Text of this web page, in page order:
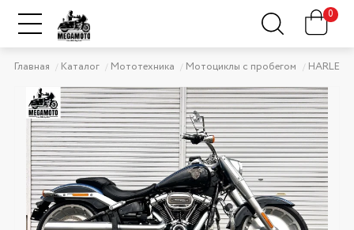
0
Главная Каталог Мототехника Мотоциклы с пробегом